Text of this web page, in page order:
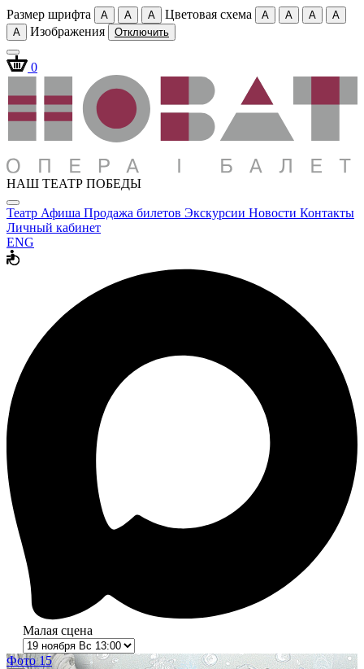
Размер шрифта A A A Цветовая схема A A A
A
A
Изображения Отключить
0
НАШ ТЕАТР ПОБЕДЫ
Театр Афиша Продажа билетов Экскурсии Новости Контакты
Личный кабинет
ENG
Малая сцена
Фото 15